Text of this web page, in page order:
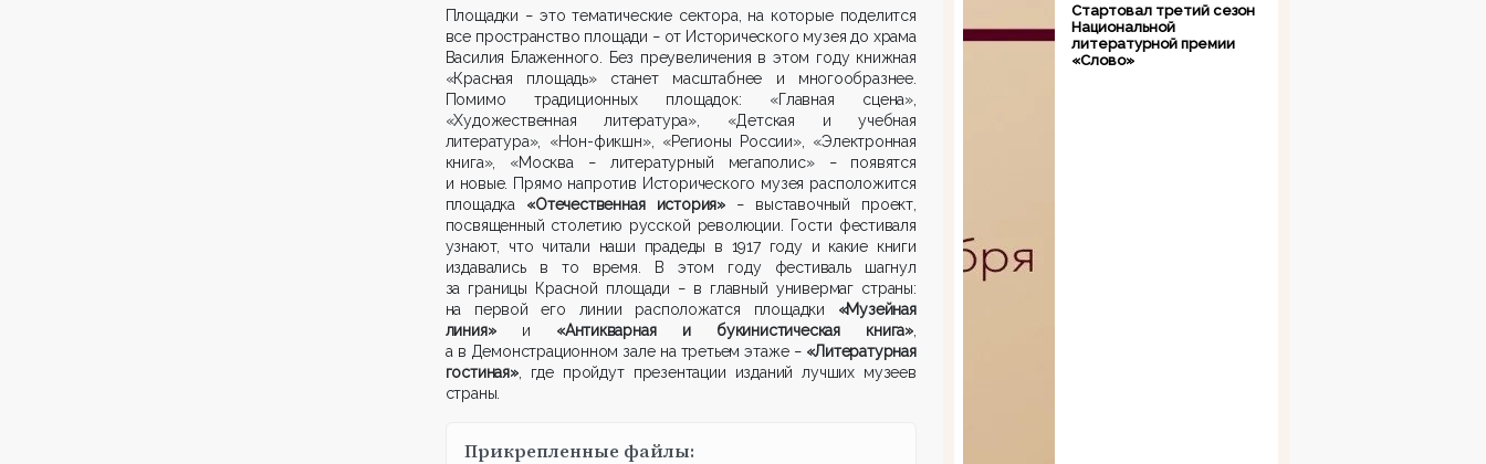
Площадки –это тематические сектора, на которые поделится
все пространство площади –от Исторического музея до храма
Василия Блаженного. Без преувеличения в этом году книжная
«Красная площадь» станет масштабнее и многообразнее.
Помимо традиционных площадок: «Главная сцена»,
«Художественная литература», «Детская и учебная
литература», «Нон-фикшн», «Регионы России», «Электронная
книга», «Москва
–литературный мегаполис» –появятся
и новые. Прямо напротив Исторического музея расположится
площадка «Отечественная история» – выставочный проект,
посвященный столетию русской революции. Гости фестиваля
узнают, что читали наши прадеды в 1917 году и какие книги
издавались в то время. В этом году фестиваль шагнул
за границы Красной площади –в главный универмаг страны:
на первой его линии расположатся площадки «Музейная
линия»и «Антикварная и букинистическая книга»
а в Демонстрационном зале на третьем этаже – «Литературная
гостиная», где пройдут презентации изданий лучших музеев
страны.
Прикрепленные файлы:
Стартовал третий сезон
Национальной
литературной премии
«Слово»